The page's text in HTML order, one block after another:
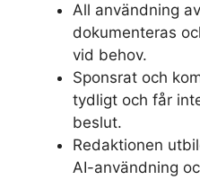
All användning
dokumenteras
vid behov.
Sponsrat och
tydligt och får
beslut.
Redaktionen
AI-användning